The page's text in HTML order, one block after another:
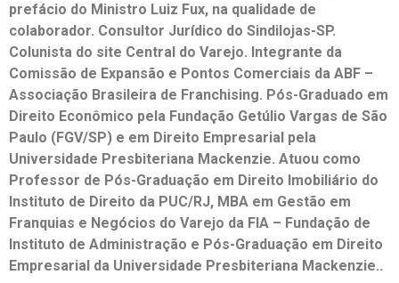
prefácio do Ministro Luiz Fux, na qualidade de
colaborador. Consultor Jurídico do Sindilojas-SP.
Colunista do site Central do Varejo. Integrante da
Comissão de Expansão e Pontos Comerciais da ABF –
Associação Brasileira de Franchising. Pós-Graduado em
Direito Econômico pela Fundação Getúlio Vargas de São
Paulo (FGV/SP) e em Direito Empresarial pela
Universidade Presbiteriana Mackenzie. Atuou como
Professor de Pós-Graduação em Direito Imobiliário do
Instituto de Direito da PUC/RJ, MBA em Gestão em
Franquias e Negócios do Varejo da FIA – Fundação de
Instituto de Administração e Pós-Graduação em Direito
Empresarial da Universidade Presbiteriana Mackenzie..